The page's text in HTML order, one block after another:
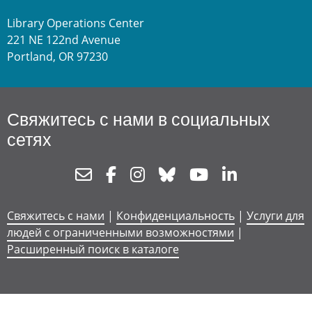
Library Operations Center
221 NE 122nd Avenue
Portland, OR 97230
Свяжитесь с нами в социальных
сетях
NewsletterFacebookInstagram
Bluesky Youtube
Свяжитесь с нами | Конфиденциальность | Услуги для
людей с ограниченными возможностями |
Расширенный поиск в каталоге